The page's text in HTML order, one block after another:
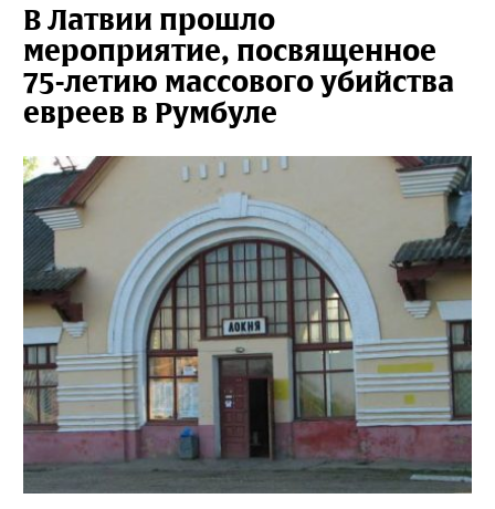
В Латвии прошло
мероприятие, посвященное
75-летию массового убийства
евреев в Румбуле